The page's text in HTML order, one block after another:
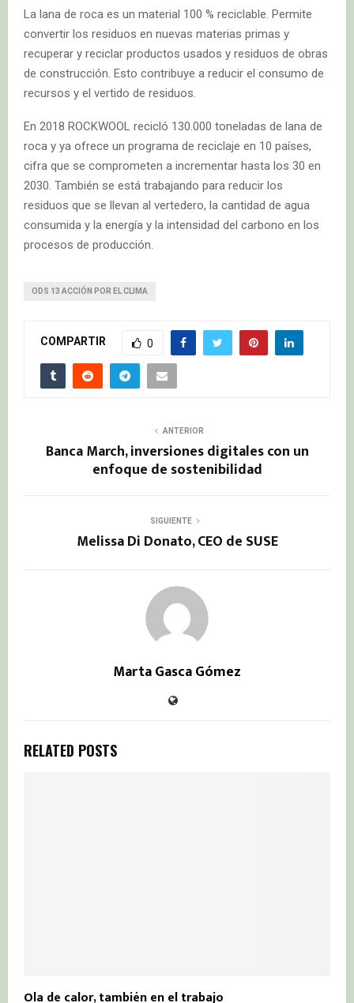
La lana de roca es un material 100 % reciclable. Permite
convertir los residuos en nuevas materias primas y
recuperar y reciclar productos usados y residuos de obras
de construcción. Esto contribuye a reducir el consumo de
recursos y el vertido de residuos.
En 2018 ROCKWOOL recicló 130.000 toneladas de lana de
roca y ya ofrece un programa de reciclaje en 10 países,
cifra que se comprometen a incrementar hasta los 30 en
2030. También se está trabajando para reducir los
residuos que se llevan al vertedero, la cantidad de agua
consumida y la energía y la intensidad del carbono en los
procesos de producción.
ODS 13 ACCIÓN POR EL CLIMA
COMPARTIR 0
ANTERIOR
Banca March, inversiones digitales con un
enfoque de sostenibilidad
SIGUIENTE
Melissa Di Donato, CEO de SUSE
Marta Gasca Gómez
RELATED POSTS
Ola de calor, también en el trabajo